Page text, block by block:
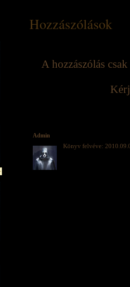
Hozzászólások
A hozzászólás
Admin
Könyv felvéve: